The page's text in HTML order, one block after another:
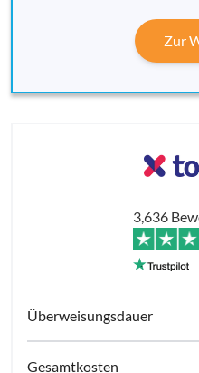
Zur
3,636